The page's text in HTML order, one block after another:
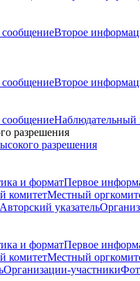
Второе
Второе
Наблюдательный
разрешения
разрешения
и форматПервое
комитетМестный
Авторский указатель
и форматПервое
комитетМестный
Организации-участники